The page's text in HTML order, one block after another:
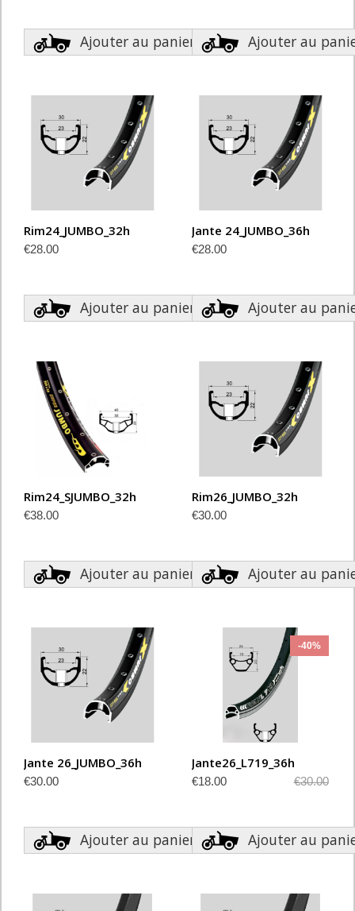
Ajouter au panier Ajouter au
Rim24_JUMBO_32h
€28.00
Ajouter au panier
Jante 24_JUMBO_36h
€28.00
Ajouter au
Rim24_SJUMBO_32h
€38.00
Ajouter au panier
Rim26_JUMBO_32h
€30.00
Ajouter au
Jante 26_JUMBO_36h
€30.00
Ajouter au panier
-40%
Jante26_L719_36h
€30.00
Special
€18.00
Ajouter au